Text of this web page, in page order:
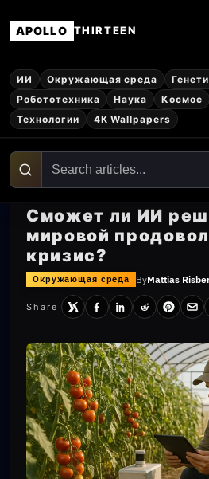
APOLLO THIRTEEN
ИИ Окружающая среда
Робототехника
Наука Космос
Технологии
4K Wallpapers
Сможет ли ИИ
мировой
кризис?
Окружающая среда ByMattias
Share